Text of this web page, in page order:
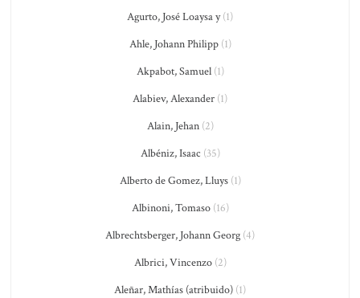
Agurto, José Loaysa y(1)
Ahle, Johann Philipp(1)
Akpabot, Samuel(1)
Alabiev, Alexander (1)
Alain, Jehan(2)
Albéniz, Isaac (35)
Alberto de Gomez, Lluys(1)
Albinoni, Tomaso(16)
Albrechtsberger, Johann Georg (4)
Albrici, Vincenzo(2)
Aleñar, Mathías (atribuido) (1)